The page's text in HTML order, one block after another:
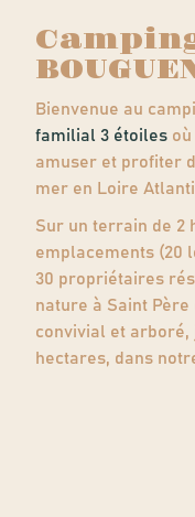
Bienvenue au
familial 3 étoiles
amuser et profiter
mer en Loire
Sur un terrain de 2
emplacements (20
30 propriétaires
nature à Saint Père
convivial et arboré,
hectares, dans